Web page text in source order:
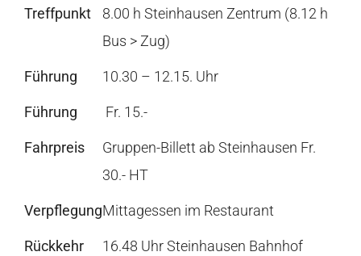
Treffpunkt
8.00 h Steinhausen Zentrum (8.12 h
Bus > Zug)
Führung 10.30 – 12.15. Uhr
Führung Fr. 15.-
Fahrpreis
Gruppen-Billett ab Steinhausen Fr.
30.- HT
VerpflegungMittagessen im Restaurant
Rückkehr 16.48 Uhr Steinhausen Bahnhof